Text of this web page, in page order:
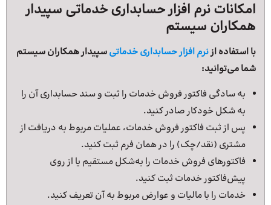
امکانات نرم‌ افزار حسابداری خدماتی سپیدار
همکاران سیستم
با استفاده ازنرم افزار حسابداری خدماتیسپیدار همکاران سیستم
شما می‌توانید:
به سادگی فاکتور فروش خدمات را ثبت و سند حسابداری آن را
به شکل خودکار صادر کنید.
پس از ثبت فاکتور فروش خدمات، عملیات مربوط به دریافت از
مشتری (نقد/چک) را در همان فرم ثبت کنید.
فاکتورهای فروش خدمات را به‌شکل مستقیم یا از روی
پیش‌فاکتور خدمات ثبت کنید.
خدمات را با مالیات و عوارض مربوط به آن تعریف کنید.